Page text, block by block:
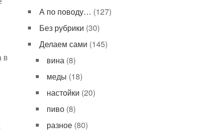
в
А по поводу… (127)
Без рубрики (30)
Делаем сами (145)
вина (8)
меды (18)
настойки (20)
пиво (8)
разное (80)